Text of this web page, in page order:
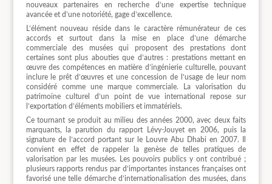
nouveaux partenaires en recherche d’une expertise technique
avancée et d’une notoriété, gage d’excellence.
L’élément nouveau réside dans le caractère rémunérateur de ces
accords et surtout dans la mise en place d’une démarche
commerciale des musées qui proposent des prestations dont
certaines sont plus abouties que d’autres : prestations mettant en
œuvre des compétences en matière d’ingénierie culturelle, pouvant
inclure le prêt d’œuvres et une concession de l’usage de leur nom
considéré comme une marque commerciale. La valorisation du
patrimoine culturel d’un point de vue international repose sur
l’exportation d’éléments mobiliers et immatériels.
Ce tournant se produit au milieu des années 2000, avec deux faits
marquants, la parution du rapport Lévy-Jouyet en 2006, puis la
signature de l’accord portant sur le Louvre Abu Dhabi en 2007. Il
convient en effet de rappeler la genèse de telles pratiques de
valorisation par les musées. Les pouvoirs publics y ont contribué ;
plusieurs rapports rendus par d’importantes instances françaises ont
favorisé une telle démarche d’internationalisation des musées, dans